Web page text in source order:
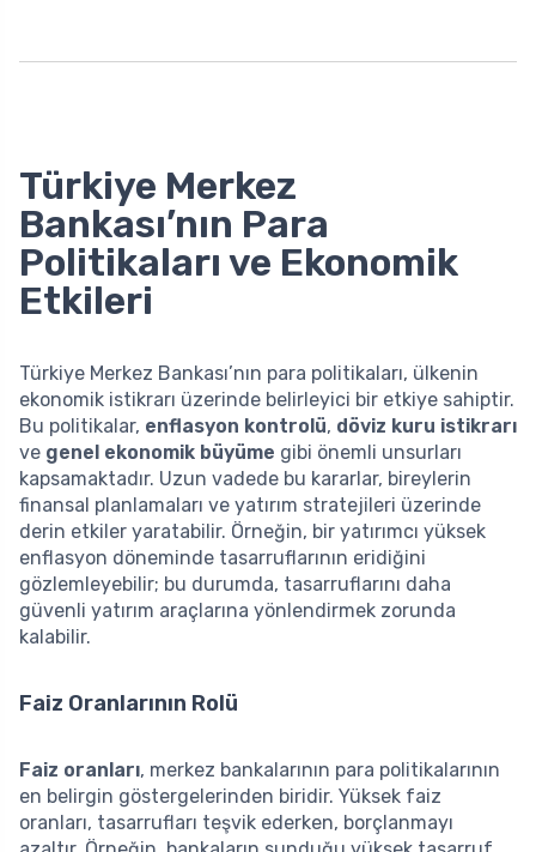
Türkiye Merkez
Bankası’nın Para
Politikaları ve Ekonomik
Etkileri
Türkiye Merkez Bankası’nın para politikaları, ülkenin
ekonomik istikrarı üzerinde belirleyici bir etkiye sahiptir.
Bu politikalar, enflasyon kontrolü, döviz kuru istikrarı
ve genel ekonomik büyüme gibi önemli unsurları
kapsamaktadır. Uzun vadede bu kararlar, bireylerin
finansal planlamaları ve yatırım stratejileri üzerinde
derin etkiler yaratabilir. Örneğin, bir yatırımcı yüksek
enflasyon döneminde tasarruflarının eridiğini
gözlemleyebilir; bu durumda, tasarruflarını daha
güvenli yatırım araçlarına yönlendirmek zorunda
kalabilir.
Faiz Oranlarının Rolü
Faiz oranları, merkez bankalarının para politikalarının
en belirgin göstergelerinden biridir. Yüksek faiz
oranları, tasarrufları teşvik ederken, borçlanmayı